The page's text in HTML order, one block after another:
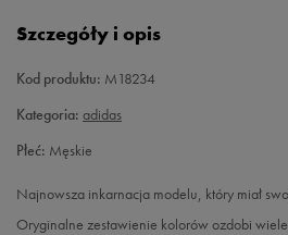
43 1/3 27,5 cm
44
44 2/3 28,5 cm
Szczegóły i opis
Kod produktu: M18234
Kategoria: adidas
Płeć: Męskie
Najnowsza inkarnacja modelu, który miał
Oryginalne zestawienie kolorów ozdobi